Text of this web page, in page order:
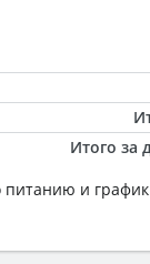
Итого за
и